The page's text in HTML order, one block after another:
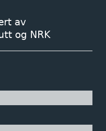
av
og NRK